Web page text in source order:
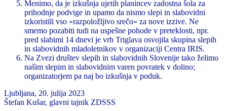
Menimo, da je izkušnja ujetih planincev zadostna šola za
prihodnje podvige in upamo da nismo slepi in slabovidni
izkoristili vso »razpoložljivo srečo« za nove izzive. Ne
smemo pozabiti tudi na uspešne pohode v preteklosti, npr.
pred slabimi 14 dnevi je vrh Triglava osvojila skupina slepih
in slabovidnih mladoletnikov v organizaciji Centra IRIS.
Na Zvezi društev slepih in slabovidnih Slovenije tako želimo
našim slepim in slabovidnim varen povratek v dolino;
organizatorjem pa naj bo izkušnja v poduk.
Ljubljana, 20. julija 2023
Štefan Kušar, glavni tajnik ZDSSS